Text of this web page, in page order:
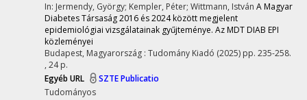
In: Jermendy, György; Kempler, Péter; Wittmann, István A Magyar
Diabetes Társaság 2016 és 2024 között megjelent
epidemiológiai vizsgálatainak gyűjteménye. Az MDT DIAB EPI
közleményei
Budapest, Magyarország : Tudomány Kiadó (2025) pp. 235-258.
, 24 p.
Egyéb URL
SZTE Publicatio
Tudományos